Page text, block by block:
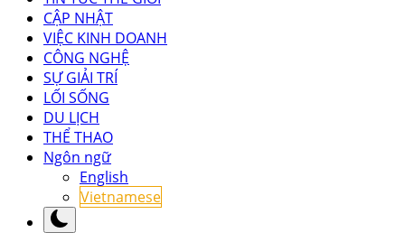
CẬP NHẬT
VIỆC KINH DOANH
CÔNG NGHỆ
SỰ GIẢI TRÍ
LỐI SỐNG
DU LỊCH
THỂ THAO
Ngôn ngữ
English
Vietnamese